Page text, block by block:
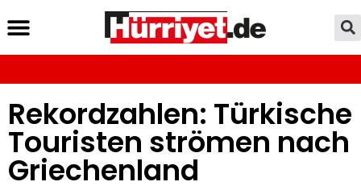
Rekordzahlen: Türkische
Touristen strömen nach
Griechenland